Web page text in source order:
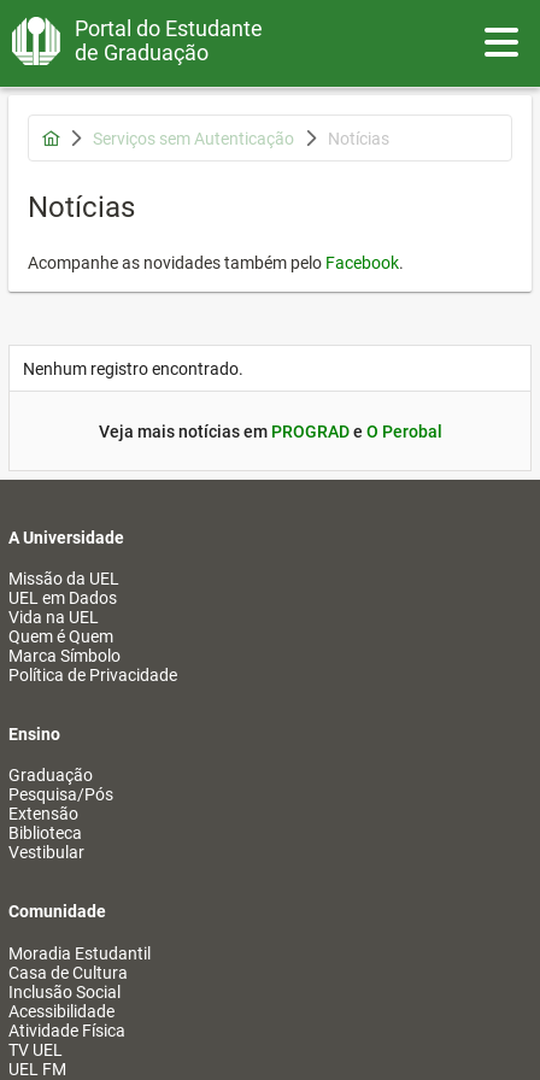
Portal do Estudante
de Graduação
Serviços sem Autenticação Notícias
Notícias
Acompanhe as novidades também pelo Facebook.
Nenhum registro encontrado.
Veja mais notícias em PROGRADe O Perobal
A Universidade
Missão da UEL
UEL em Dados
Vida na UEL
Quem é Quem
Marca Símbolo
Política de Privacidade
Ensino
Graduação
Pesquisa/Pós
Extensão
Biblioteca
Vestibular
Comunidade
Moradia Estudantil
Casa de Cultura
Inclusão Social
Acessibilidade
Atividade Física
TV UEL
UEL FM